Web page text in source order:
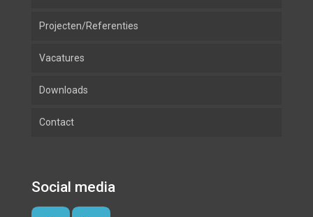
Ontwerp
Installatie
Beheer en onderhoud
Inbraak
Brandmeld
Camera
Toegangscontrole
Hang & Sluitwerk
Projecten/Referenties
Vacatures
Downloads
Contact
Social media